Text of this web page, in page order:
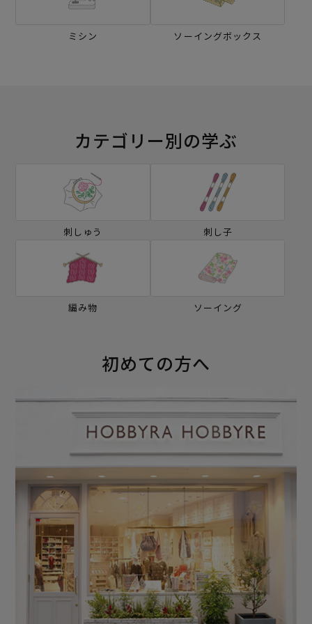
ミシン ソーイングボックス
カテゴリー別の学ぶ
刺しゅう 刺し子
編み物 ソーイング
初めての方へ